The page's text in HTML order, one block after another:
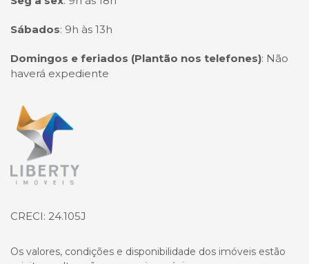
Sábados: 9h às 13h
Domingos e feriados (Plantão nos telefones): Não
haverá expediente
Página inicial
CRECI: 24.105J
Os valores, condições e disponibilidade dos imóveis estão